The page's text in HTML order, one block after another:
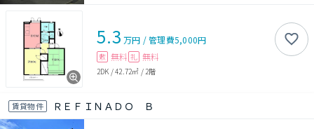
5.3 万円 /管理費5,000円
敷 無料 礼 無料
2DK /42.72㎡ / 2階
賃貸物件 ＲＥＦＩＮＡＤＯ Ｂ